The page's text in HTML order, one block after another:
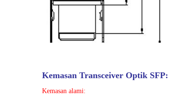
Kemasan Transceiver Optik SFP:
Kemasan alami: